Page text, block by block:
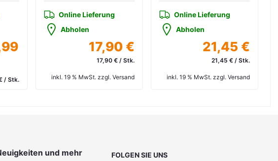
/ Stk.
Online Lieferung
Abholen
17,90 €
17,90 € / Stk.
inkl. 19 % MwSt. zzgl. Versand
Online Lieferung
Abholen
21,45 €
21,45 € / Stk.
inkl. 19 % MwSt. zzgl. Versand
und mehr FOLGEN SIE UNS